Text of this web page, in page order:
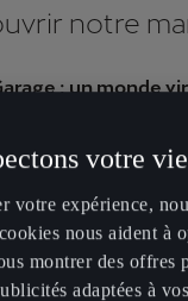
notre
: un monde
de sa nouvelle
domaines d'activité.
virtuelle baptisée
votre
votre expérience,
nous aident à
montrer des offres
adaptées à